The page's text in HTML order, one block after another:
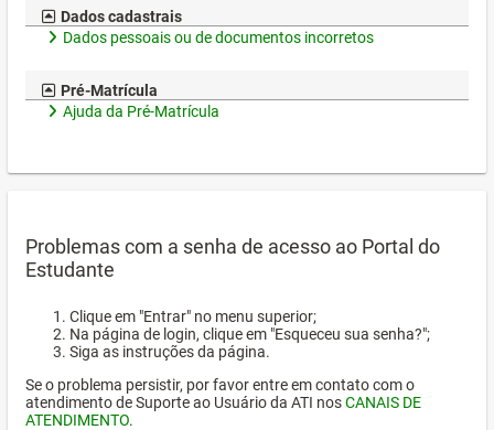
Dados cadastrais
Dados pessoais ou de documentos incorretos
Pré-Matrícula
Ajuda da Pré-Matrícula
Problemas com a senha de acesso ao Portal do
Estudante
Clique em "Entrar" no menu superior;
Na página de login, clique em "Esqueceu sua senha?";
Siga as instruções da página.
Se o problema persistir, por favor entre em contato com o
atendimento de Suporte ao Usuário da ATI nosCANAIS DE
ATENDIMENTO.